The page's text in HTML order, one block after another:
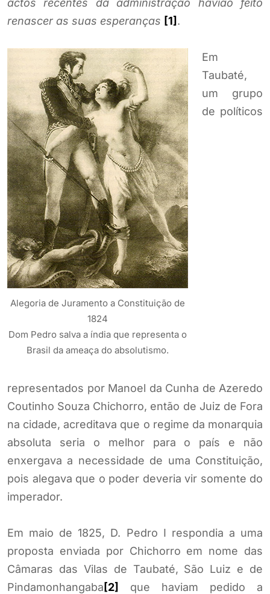
actos recentes da administração havião feito
renascer as suas esperanças [1].
Alegoria de Juramento a Constituição de
1824
Dom Pedro salva a índia que representa o
Brasil da ameaça do absolutismo.
Em
Taubaté,
um grupo
de políticos
representados por Manoel da Cunha de Azeredo
Coutinho Souza Chichorro, então de Juiz de Fora
na cidade, acreditava que o regime da monarquia
absoluta seria o melhor para o país e não
enxergava a necessidade de uma Constituição,
pois alegava que o poder deveria vir somente do
imperador.
Em maio de 1825, D. Pedro I respondia a uma
proposta enviada por Chichorro em nome das
Câmaras das Vilas de Taubaté, São Luiz e de
Pindamonhangaba[2] que haviam pedido a